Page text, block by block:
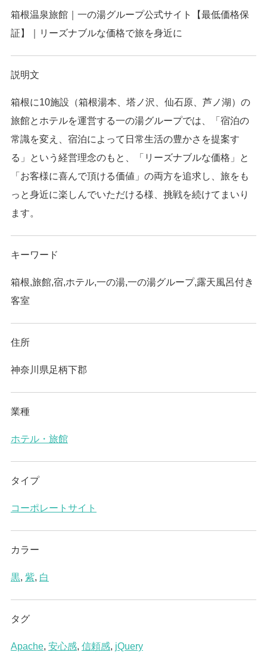
箱根温泉旅館｜一の湯グループ公式サイト【最低価格保
証】｜リーズナブルな価格で旅を身近に
説明文
箱根に10施設（箱根湯本、塔ノ沢、仙石原、芦ノ湖）の
旅館とホテルを運営する一の湯グループでは、「宿泊の
常識を変え、宿泊によって日常生活の豊かさを提案す
る」という経営理念のもと、「リーズナブルな価格」と
「お客様に喜んで頂ける価値」の両方を追求し、旅をも
っと身近に楽しんでいただける様、挑戦を続けてまいり
ます。
キーワード
箱根,旅館,宿,ホテル,一の湯,一の湯グループ,露天風呂付き
客室
住所
神奈川県足柄下郡
業種
ホテル・旅館
タイプ
コーポレートサイト
カラー
黒, 紫, 白
タグ
Apache, 安心感, 信頼感, jQuery